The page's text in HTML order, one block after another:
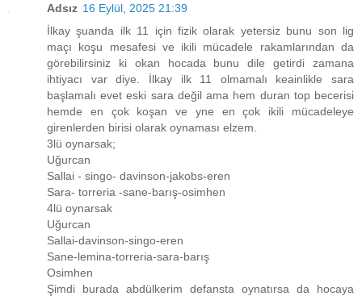
Adsız 16 Eylül, 2025 21:39
İlkay şuanda ilk 11 için fizik olarak yetersiz bunu son lig
maçı koşu mesafesi ve ikili mücadele rakamlarından da
görebilirsiniz ki okan hocada bunu dile getirdi zamana
ihtiyacı var diye. İlkay ilk 11 olmamalı keainlikle sara
başlamalı evet eski sara değil ama hem duran top becerisi
hemde en çok koşan ve yne en çok ikili mücadeleye
girenlerden birisi olarak oynaması elzem.
3lü oynarsak;
Uğurcan
Sallai - singo- davinson-jakobs-eren
Sara- torreria -sane-barış-osimhen
4lü oynarsak
Uğurcan
Sallai-davinson-singo-eren
Sane-lemina-torreria-sara-barış
Osimhen
Şimdi burada abdülkerim defansta oynatırsa da hocaya